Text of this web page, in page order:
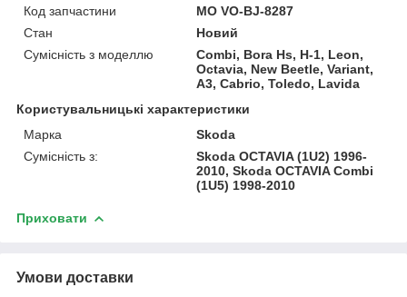
Код запчастини
MO VO-BJ-8287
Стан
Новий
Сумісність з моделлю
Combi, Bora Hs, H-1, Leon,
Octavia, New Beetle, Variant,
A3, Cabrio, Toledo, Lavida
Користувальницькі характеристики
Марка
Skoda
Сумісність з:
Skoda OCTAVIA (1U2) 1996-
2010, Skoda OCTAVIA Combi
(1U5) 1998-2010
Приховати
Умови доставки